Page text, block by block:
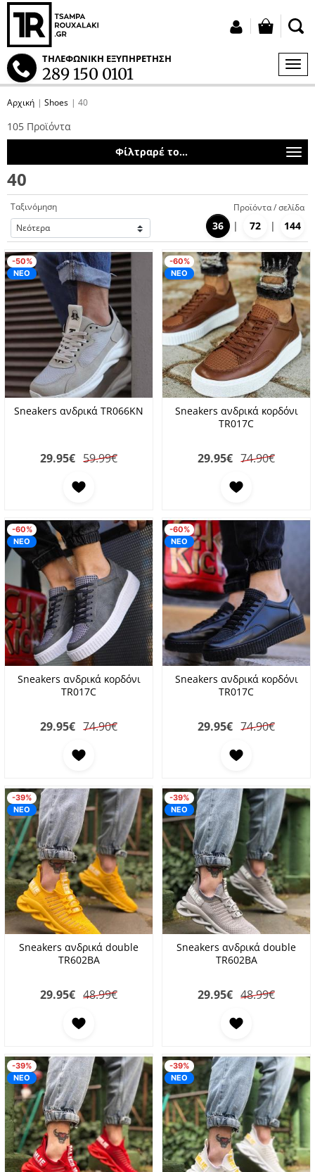
ΤΗΛΕΦΩΝΙΚΗ ΕΞΥΠΗΡΕΤΗΣΗ
289 150 0101
Σύνδεση
Αρχική Shoes 40
105 Προϊόντα
Φίλτραρέ το...
40
Ταξινόμηση Προϊόντα / σελίδα
36 72 144
Sneakers ανδρικά TR066KN
-50%
ΝΕΟ
29.95€ 59.99€
Προσθήκη στα αγαπημένα
Sneakers ανδρικά κορδόνι
TR017C
-60%
ΝΕΟ
29.95€ 74.90€
Προσθήκη στα
Sneakers ανδρικά κορδόνι
TR017C
-60%
ΝΕΟ
29.95€ 74.90€
Προσθήκη στα αγαπημένα
Sneakers ανδρικά κορδόνι
TR017C
-60%
ΝΕΟ
29.95€ 74.90€
Προσθήκη στα
Sneakers ανδρικά double
TR602BA
-39%
ΝΕΟ
29.95€ 48.99€
Προσθήκη στα αγαπημένα
Sneakers ανδρικά double
TR602BA
-39%
ΝΕΟ
29.95€ 48.99€
Προσθήκη στα
-39%
ΝΕΟ
-39%
ΝΕΟ